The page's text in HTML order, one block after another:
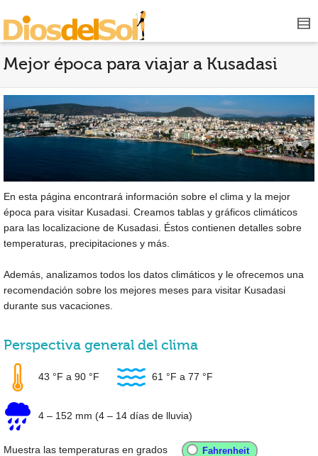
Mejor época para viajar a Kusadasi
En esta página encontrará información sobre el clima y la mejor
época para visitar Kusadasi. Creamos tablas y gráficos climáticos
para las localizacione de Kusadasi. Éstos contienen detalles sobre
temperaturas, precipitaciones y más.
Además, analizamos todos los datos climáticos y le ofrecemos una
recomendación sobre los mejores meses para visitar Kusadasi
durante sus vacaciones.
Perspectiva general del clima
43 °F a 90 °F 61 °F a 77 °F
4 – 152 mm (4 – 14 días de lluvia)
Muestra las temperaturas en grados